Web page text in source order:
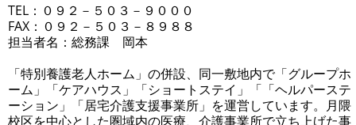
TEL：０９２－５０３－９０００
FAX：０９２－５０３－８９８８
担当者名：総務課 岡本
「特別養護老人ホーム」の併設、同一敷地内で「グループホ
ーム」「ケアハウス」「ショートステイ」「「ヘルパーステ
ーション」「居宅介護支援事業所」を運営しています。月隈
校区を中心とした圏域内の医療、介護事業所で立ち上げた事